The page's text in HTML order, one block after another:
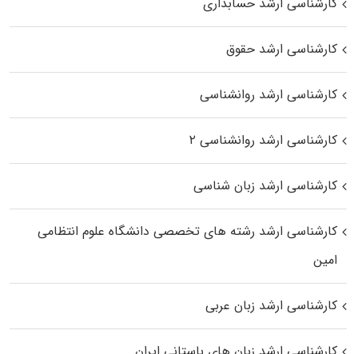
کارشناسی ارشد حقوق
کارشناسی ارشد روانشناسی
کارشناسی ارشد روانشناسی ۲
کارشناسی ارشد زبان شناسی
کارشناسی ارشد رﺷﺘﻪ ﻫﺎی تخصصی داﻧﺸﮕﺎه ﻋﻠﻮم انتظامی
اﻣﻴﻦ
کارشناسی ارشد زبان عربی